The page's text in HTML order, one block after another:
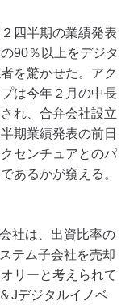
四半期の業績発表
90％以上をデジタ
を驚かせた。アク
は今年２月の中長
れ、合弁会社設立
期業績発表の前日
センチュアとのパ
あるかが窺える。
社は、出資比率の
テム子会社を売却
リーと考えられて
Jデジタルイノベ